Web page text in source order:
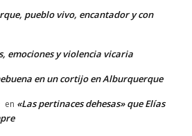
pueblo vivo, encantador y con
emociones y violencia vicaria
en un cortijo en Alburquerque
en «Las pertinaces dehesas» que Elías